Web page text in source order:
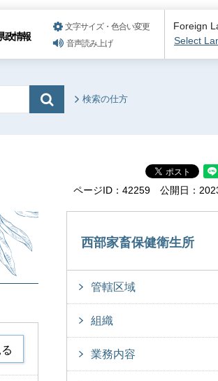
政情報
文字サイズ・色合い変更
音声読み上げ
Foreign
Select
検索の仕方
ページID：42259 公開日：
西部家畜保健衛生所
管轄区域
組織
業務内容